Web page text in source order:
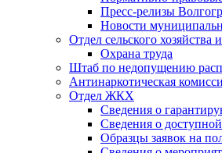
Пресс-релизы
Новости
Отдел сельского хозяйства
Охрана труда
Штаб по недопущению
Антинаркотическая
Отдел ЖКХ
Сведения о
Сведения о
Образцы заявок на